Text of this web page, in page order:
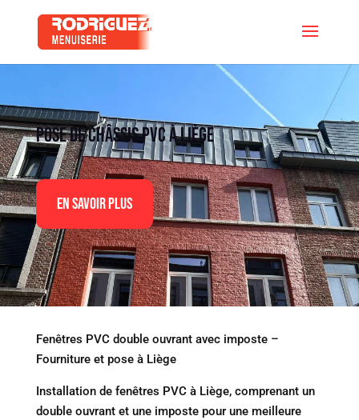
Pose de châssis PVC à Liège
En Savoir Plus
Fenêtres PVC double ouvrant avec imposte –
Fourniture et pose à Liège
Installation de fenêtres PVC à Liège, comprenant un
double ouvrant et une imposte pour une meilleure